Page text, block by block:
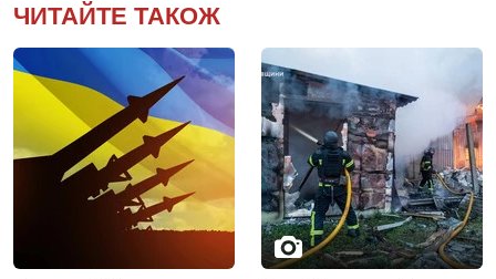
ЧИТАЙТЕ ТАКОЖ